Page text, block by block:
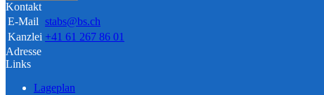
Kontakt
E-Mail stabs@bs.ch
Kanzlei +41 61 267 86 01
Adresse
Links
Lageplan